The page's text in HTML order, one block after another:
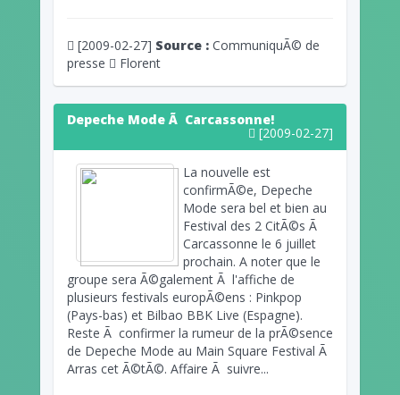
[2009-02-27] Source : CommuniquÃ© de
presse
Florent
Depeche Mode Ã Carcassonne!
[2009-02-27]
La nouvelle est
confirmÃ©e, Depeche
Mode sera bel et bien au
Festival des 2 CitÃ©s Ã
Carcassonne le 6 juillet
prochain. A noter que le
groupe sera Ã©galement Ã l'affiche de
plusieurs festivals europÃ©ens : Pinkpop
(Pays-bas) et Bilbao BBK Live (Espagne).
Reste Ã confirmer la rumeur de la prÃ©sence
de Depeche Mode au Main Square Festival Ã
Arras cet Ã©tÃ©. Affaire Ã suivre...